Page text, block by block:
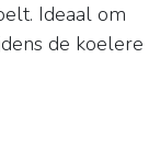
Ideaal om
de koelere